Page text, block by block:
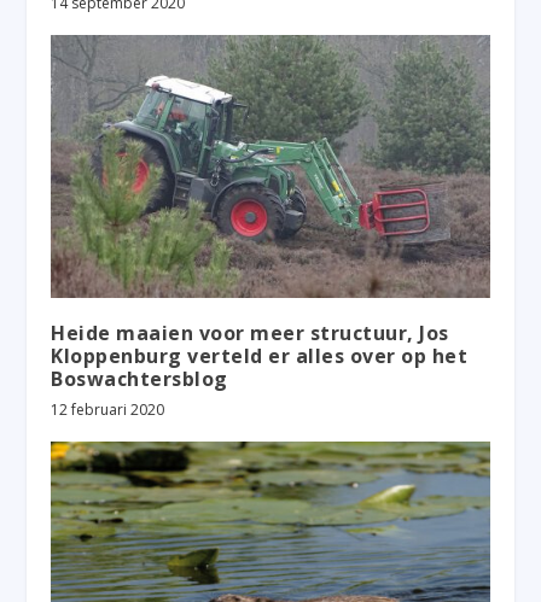
Heide maaien voor meer structuur, Jos
Kloppenburg verteld er alles over op het
Boswachtersblog
12 februari 2020